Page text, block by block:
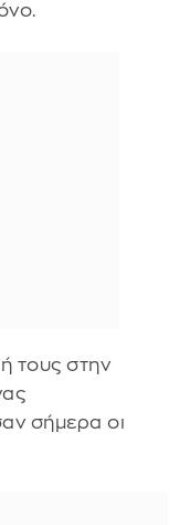
τους στην
σήμερα οι